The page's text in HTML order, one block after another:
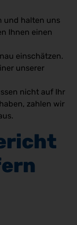
und halten uns
Ihnen einen
einschätzen.
unserer
nicht auf Ihr
zahlen wir